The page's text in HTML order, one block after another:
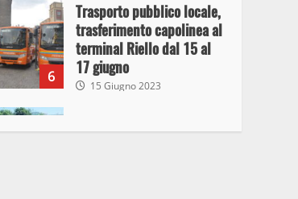
6
Trasporto pubblico locale,
trasferimento capolinea al
terminal Riello dal 15 al
17 giugno
15 Giugno 2023
Giochi Sportivi